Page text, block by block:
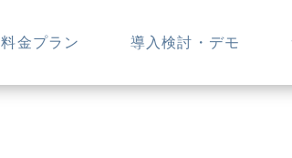
料金プラン 導入検討・デモ